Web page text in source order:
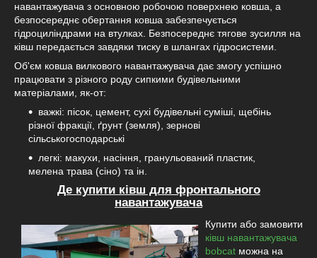
навантажувача з основною робочою поверхнею ковша, а
безпосереднє обертання ковша забезпечується
гідроциліндрами на втулках. Безпосереднє тягове зусилля на
ківш передається завдяки тиску в шлангах гідросистеми.
Об'єм ковша вилкового навантажувача дає змогу успішно
працювати з різного роду сипкими будівельними
матеріалами, як-от:
важкі: пісок, цемент, сухі будівельні суміші, щебінь
різної фракції, ґрунт (земля), зернові
сільськогосподарські
легкі: макухи, насіння, гранульований пластик,
мелена трава (сіно) та ін.
Де купити ківш для фронтального
навантажувача
Купити або замовити
ківш навантажувача
bobcat можна на